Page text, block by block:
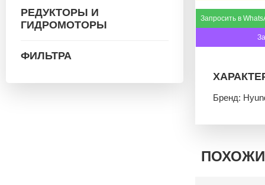
РЕДУКТОРЫ И
ГИДРОМОТОРЫ
ФИЛЬТРА
Запросить в
Бренд: